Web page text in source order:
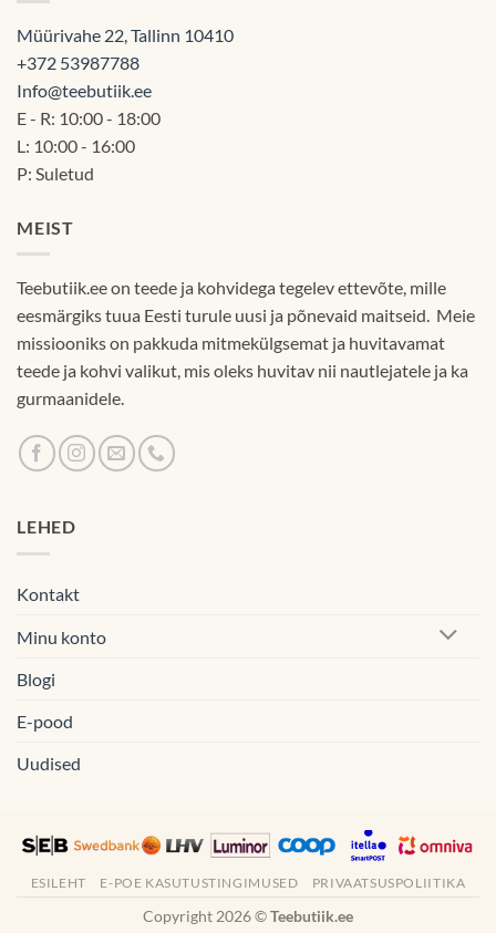
Müürivahe 22, Tallinn 10410
+372 53987788
Info@teebutiik.ee
E - R: 10:00 - 18:00
L: 10:00 - 16:00
P: Suletud
MEIST
Teebutiik.ee on teede ja kohvidega tegelev ettevõte, mille
eesmärgiks tuua Eesti turule uusi ja põnevaid maitseid. Meie
missiooniks on pakkuda mitmekülgsemat ja huvitavamat
teede ja kohvi valikut, mis oleks huvitav nii nautlejatele ja ka
gurmaanidele.
LEHED
Kontakt
Minu konto
Blogi
E-pood
Uudised
ESILEHT E-POE KASUTUSTINGIMUSED PRIVAATSUSPOLIITIKA
Copyright 2026 ©Teebutiik.ee